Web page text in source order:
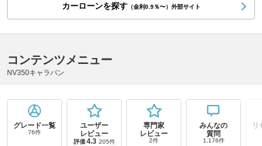
カーローンを探す（金利0.9％〜）外部サイト
コンテンツメニュー
NV350キャラバン
グレード一覧
76件
ユーザー
レビュー
評価 4.3 205件
専門家
レビュー
2件
みんなの
質問
1,176件
リ